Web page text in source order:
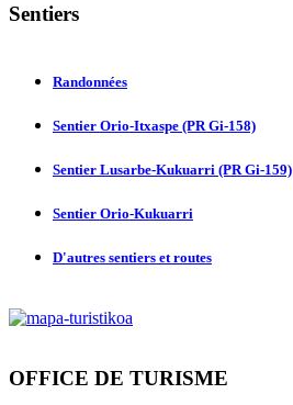
Sentiers
Randonnées
Sentier Orio-Itxaspe (PR Gi-158)
Sentier Lusarbe-Kukuarri (PR Gi-159)
Sentier Orio-Kukuarri
D'autres sentiers et routes
OFFICE DE TURISME